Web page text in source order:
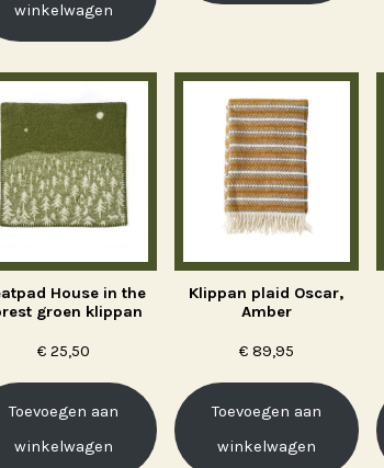
winkelwagen
House in the
groen klippan
€ 25,50
Toevoegen aan
winkelwagen
Klippan plaid Oscar,
Amber
€89,95
Toevoegen aan
winkelwagen